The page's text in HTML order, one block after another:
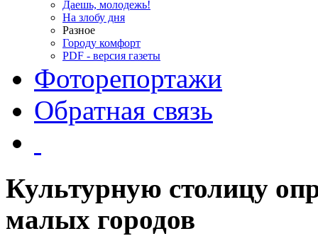
Даешь, молодежь!
На злобу дня
Разное
Городу комфорт
PDF - версия газеты
Фоторепортажи
Обратная связь
Культурную столицу
малых городов